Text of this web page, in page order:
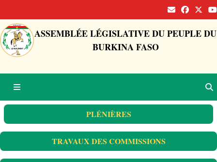
ASSEMBLÉE LÉGISLATIVE DU PEUPLE DU
BURKINA FASO
PLÉNIÈRES
TRAVAUX DES COMMISSIONS